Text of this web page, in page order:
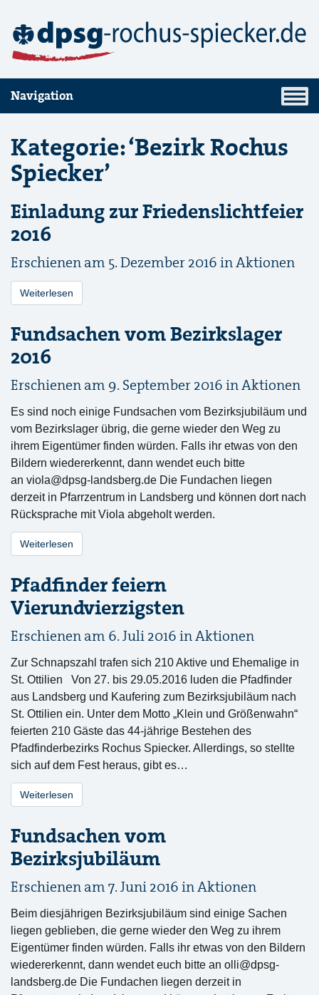
Navigation
Kategorie: ‘Bezirk Rochus
Spiecker’
Einladung zur Friedenslichtfeier
2016
Erschienen am 5. Dezember 2016 inAktionen
Weiterlesen
Fundsachen vom Bezirkslager
2016
Erschienen am 9. September 2016 inAktionen
Es sind noch einige Fundsachen vom Bezirksjubiläum und
vom Bezirkslager übrig, die gerne wieder den Weg zu
ihrem Eigentümer finden würden. Falls ihr etwas von den
Bildern wiedererkennt, dann wendet euch bitte
an viola@dpsg-landsberg.de Die Fundachen liegen
derzeit in Pfarrzentrum in Landsberg und können dort nach
Rücksprache mit Viola abgeholt werden.
Weiterlesen
Pfadfinder feiern
Vierundvierzigsten
Erschienen am 6. Juli 2016 inAktionen
Zur Schnapszahl trafen sich 210 Aktive und Ehemalige in
St. Ottilien Von 27. bis 29.05.2016 luden die Pfadfinder
aus Landsberg und Kaufering zum Bezirksjubiläum nach
St. Ottilien ein. Unter dem Motto „Klein und Größenwahn“
feierten 210 Gäste das 44-jährige Bestehen des
Pfadfinderbezirks Rochus Spiecker. Allerdings, so stellte
sich auf dem Fest heraus, gibt es…
Weiterlesen
Fundsachen vom
Bezirksjubiläum
Erschienen am 7. Juni 2016 inAktionen
Beim diesjährigen Bezirksjubiläum sind einige Sachen
liegen geblieben, die gerne wieder den Weg zu ihrem
Eigentümer finden würden. Falls ihr etwas von den Bildern
wiedererkennt, dann wendet euch bitte an olli@dpsg-
landsberg.de Die Fundachen liegen derzeit in